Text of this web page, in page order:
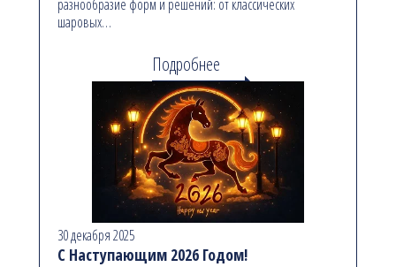
разнообразие форм и решений: от классических
шаровых…
Подробнее
30 декабря 2025
С Наступающим 2026 Годом!